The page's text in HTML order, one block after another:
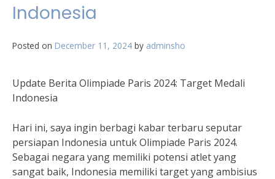
Indonesia
Posted on December 11, 2024 by adminsho
Update Berita Olimpiade Paris 2024: Target Medali
Indonesia
Hari ini, saya ingin berbagi kabar terbaru seputar
persiapan Indonesia untuk Olimpiade Paris 2024.
Sebagai negara yang memiliki potensi atlet yang
sangat baik, Indonesia memiliki target yang ambisius